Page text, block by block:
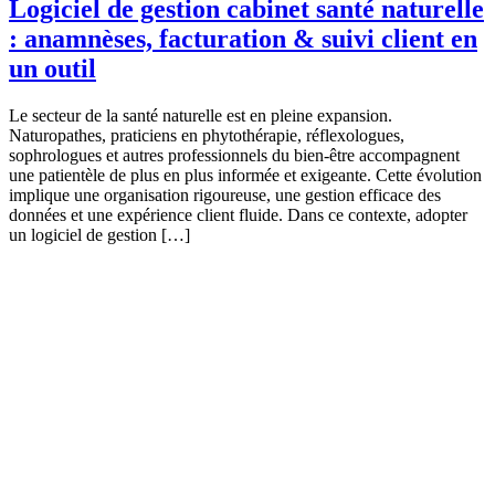
Logiciel de gestion cabinet santé naturelle
: anamnèses, facturation & suivi client en
un outil
Le secteur de la santé naturelle est en pleine expansion.
Naturopathes, praticiens en phytothérapie, réflexologues,
sophrologues et autres professionnels du bien-être accompagnent
une patientèle de plus en plus informée et exigeante. Cette évolution
implique une organisation rigoureuse, une gestion efficace des
données et une expérience client fluide. Dans ce contexte, adopter
un logiciel de gestion […]